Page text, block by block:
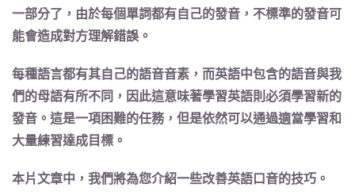
一部分了 ，由於每個單詞都有自己的發音，不標準的發音可
能會造成對方理解錯誤。
每種語言都有其自己的語音音素，而英語中包含的語音與我
們的母語有所不同，因此這意味著學習英語則必須學習新的
發音。這是一項困難的任務，但是依然可以通過適當學習和
大量練習達成目標。
本片文章中，我們將為您介紹一些改善英語口音的技巧 。